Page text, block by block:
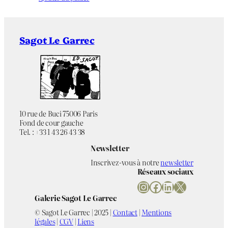
Éditeur
Imprimeur
Référence bibliographique
Chromie
Thématique Figuratif
Sagot Le Garrec
10 rue de Buci 75006 Paris
Fond de cour gauche
Tel. : +33 1 43 26 43 38
Newsletter
Inscrivez-vous à notrenewsletter
Réseaux sociaux
InstagramFacebook LinkedIn X
Galerie Sagot Le Garrec
© Sagot Le Garrec | 2025 |Contact|Mentions
légales|CGV|Liens